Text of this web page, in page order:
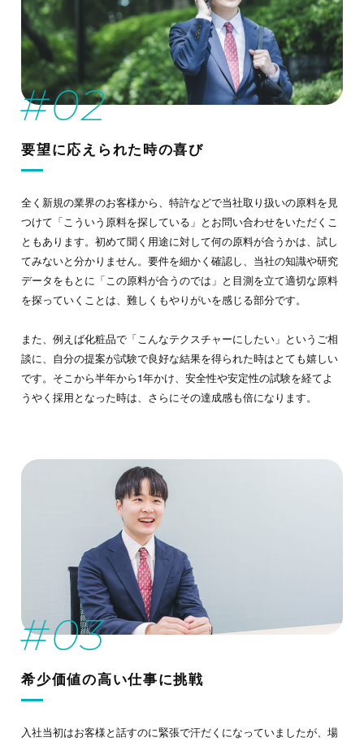
要望に応えられた時の喜び
全く新規の業界のお客様から、特許などで当社取り扱いの原料を見
つけて「こういう原料を探している」とお問い合わせをいただくこ
ともあります。初めて聞く用途に対して何の原料が合うかは、試し
てみないと分かりません。要件を細かく確認し、当社の知識や研究
データをもとに「この原料が合うのでは」と目測を立て適切な原料
を探っていくことは、難しくもやりがいを感じる部分です。
また、例えば化粧品で「こんなテクスチャーにしたい」というご相
談に、自分の提案が試験で良好な結果を得られた時はとても嬉しい
です。そこから半年から1年かけ、安全性や安定性の試験を経てよ
うやく採用となった時は、さらにその達成感も倍になります。
希少価値の高い仕事に挑戦
入社当初はお客様と話すのに緊張で汗だくになっていましたが、場